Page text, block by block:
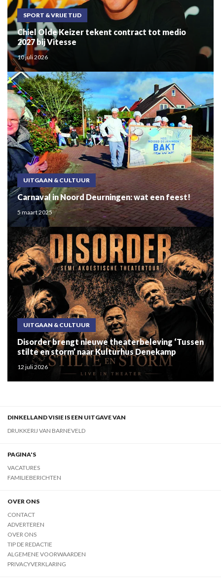
SPORT & VRIJE TIJD
Chiel Olde Keizer tekent contract tot medio
2027 bij Vitesse
10 juli 2026
UITGAAN & CULTUUR
Carnaval in Noord Deurningen: wat een feest!
5 maart 2025
UITGAAN & CULTUUR
Disorder brengt nieuwe theaterbeleving ‘Tussen
stilte en storm’ naar Kulturhus Denekamp
12 juli 2026
DINKELLAND VISIE IS EEN UITGAVE VAN
DRUKKERIJ VAN BARNEVELD
PAGINA'S
VACATURES
FAMILIEBERICHTEN
OVER ONS
CONTACT
ADVERTEREN
OVER ONS
TIP DE REDACTIE
ALGEMENE VOORWAARDEN
PRIVACYVERKLARING